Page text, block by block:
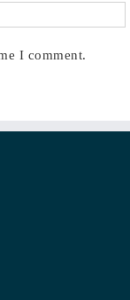
I comment.